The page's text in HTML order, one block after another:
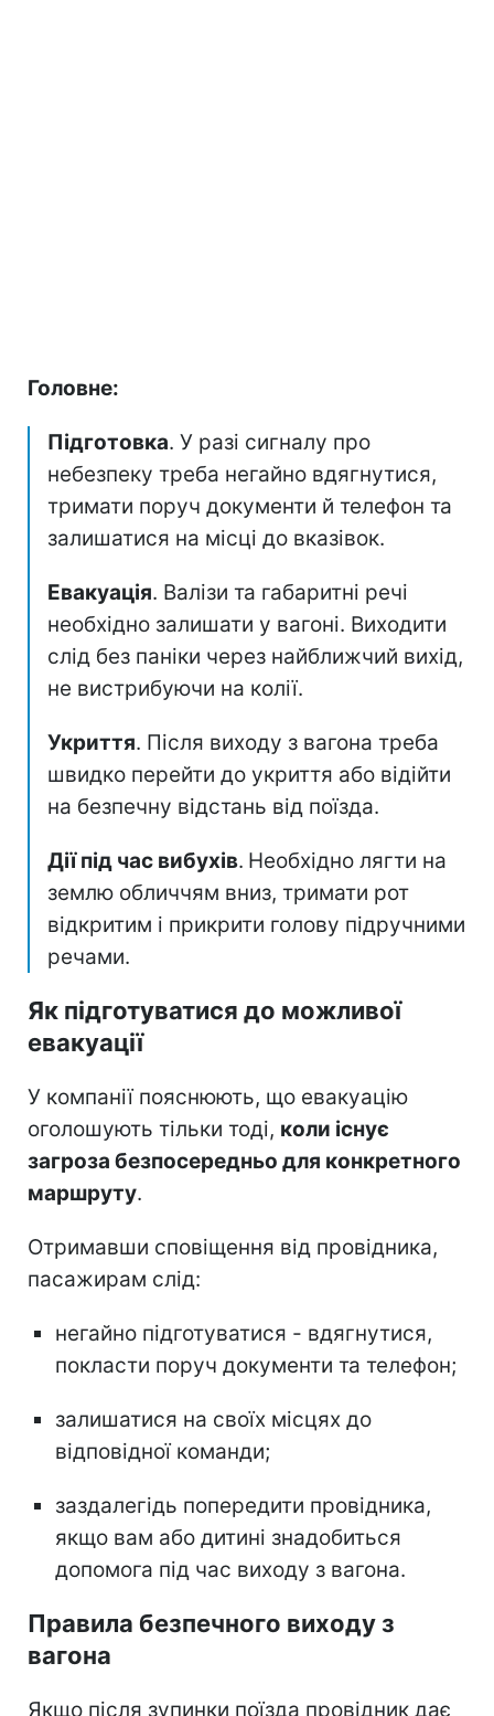
Головне:
Підготовка. У разі сигналу про
небезпеку треба негайно вдягнутися,
тримати поруч документи й телефон та
залишатися на місці до вказівок.
Евакуація. Валізи та габаритні речі
необхідно залишати у вагоні. Виходити
слід без паніки через найближчий вихід,
не вистрибуючи на колії.
Укриття. Після виходу з вагона треба
швидко перейти до укриття або відійти
на безпечну відстань від поїзда.
Дії під час вибухів. Необхідно лягти на
землю обличчям вниз, тримати рот
відкритим і прикрити голову підручними
речами.
Як підготуватися до можливої
евакуації
У компанії пояснюють, що евакуацію
оголошують тільки тоді, коли існує
загроза безпосередньо для конкретного
маршруту.
Отримавши сповіщення від провідника,
пасажирам слід:
негайно підготуватися - вдягнутися,
покласти поруч документи та телефон;
залишатися на своїх місцях до
відповідної команди;
заздалегідь попередити провідника,
якщо вам або дитині знадобиться
допомога під час виходу з вагона.
Правила безпечного виходу з
вагона
Якщо після зупинки поїзда провідник дає